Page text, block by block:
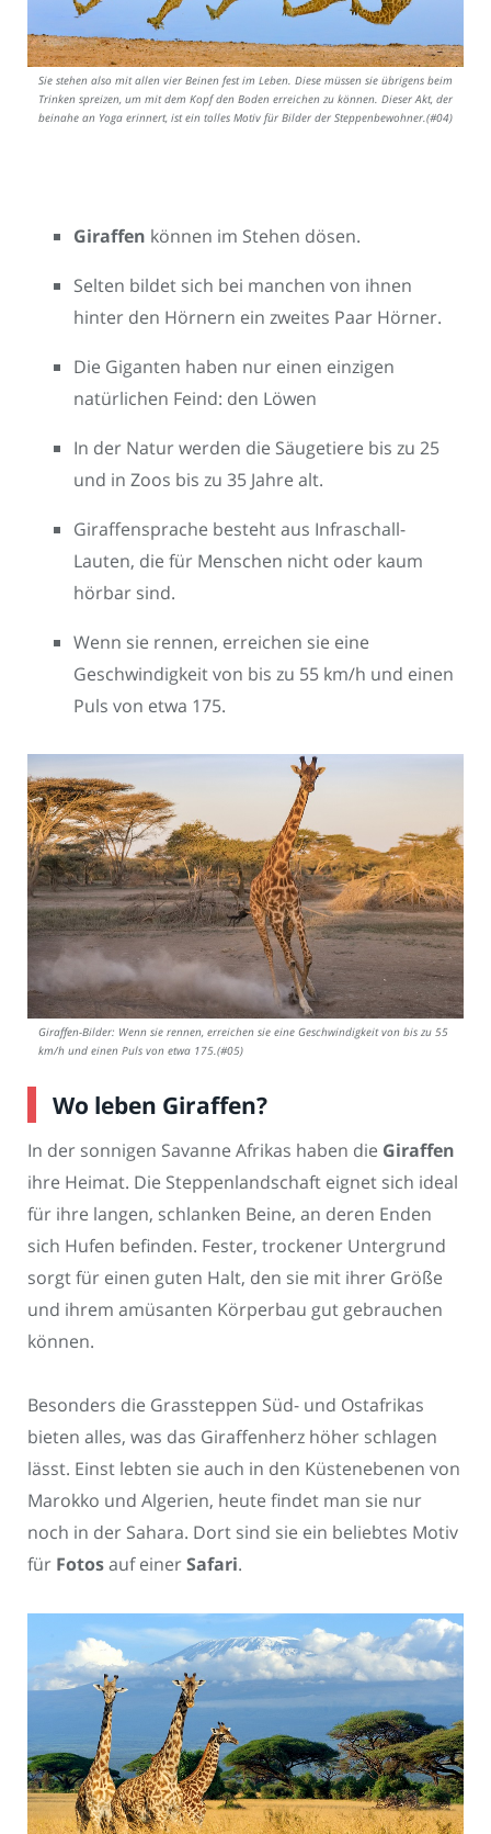
Sie stehen also mit allen vier Beinen fest im Leben. Diese müssen sie übrigens beim
Trinken spreizen, um mit dem Kopf den Boden erreichen zu können. Dieser Akt, der
beinahe an Yoga erinnert, ist ein tolles Motiv für Bilder der Steppenbewohner.(#04)
Giraffen können im Stehen dösen.
Selten bildet sich bei manchen von ihnen
hinter den Hörnern ein zweites Paar Hörner.
Die Giganten haben nur einen einzigen
natürlichen Feind: den Löwen
In der Natur werden die Säugetiere bis zu 25
und in Zoos bis zu 35 Jahre alt.
Giraffensprache besteht aus Infraschall-
Lauten, die für Menschen nicht oder kaum
hörbar sind.
Wenn sie rennen, erreichen sie eine
Geschwindigkeit von bis zu 55 km/h und einen
Puls von etwa 175.
Giraffen-Bilder: Wenn sie rennen, erreichen sie eine Geschwindigkeit von bis zu 55
km/h und einen Puls von etwa 175.(#05)
Wo leben Giraffen?
In der sonnigen Savanne Afrikas haben die Giraffen
ihre Heimat. Die Steppenlandschaft eignet sich ideal
für ihre langen, schlanken Beine, an deren Enden
sich Hufen befinden. Fester, trockener Untergrund
sorgt für einen guten Halt, den sie mit ihrer Größe
und ihrem amüsanten Körperbau gut gebrauchen
können.
Besonders die Grassteppen Süd- und Ostafrikas
bieten alles, was das Giraffenherz höher schlagen
lässt. Einst lebten sie auch in den Küstenebenen von
Marokko und Algerien, heute findet man sie nur
noch in der Sahara. Dort sind sie ein beliebtes Motiv
für Fotosauf einerSafari.